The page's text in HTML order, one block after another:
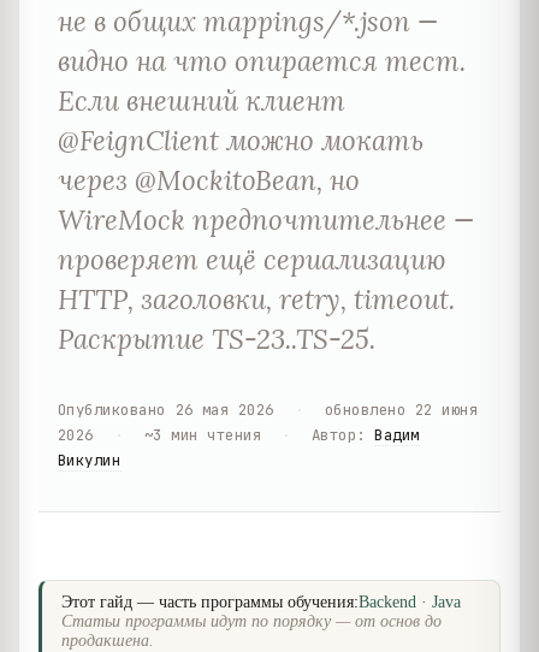
не в общих mappings/*.json —
видно на что опирается тест.
Если внешний клиент
@FeignClient можно мокать
через @MockitoBean, но
WireMock предпочтительнее —
проверяет ещё сериализацию
HTTP, заголовки, retry, timeout.
Раскрытие TS-23..TS-25.
Опубликовано 26 мая 2026 обновлено 22 июня
2026
~3 мин чтения Автор :Вадим
Викулин
Этот гайд — часть программы обучения:Backend · Java
Статьи программы идут по порядку — от основ до
продакшена.